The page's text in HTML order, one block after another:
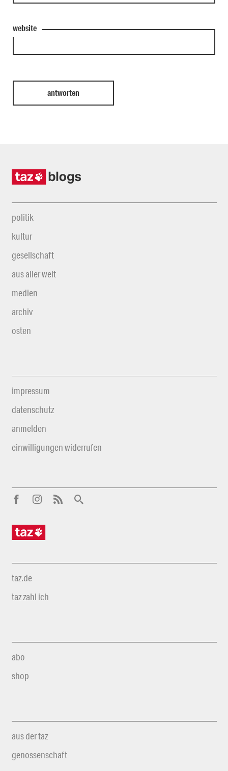
website
politik
kultur
gesellschaft
aus aller welt
medien
archiv
osten
impressum
datenschutz
anmelden
einwilligungen widerrufen
taz.de
taz zahl ich
abo
shop
aus der taz
genossenschaft